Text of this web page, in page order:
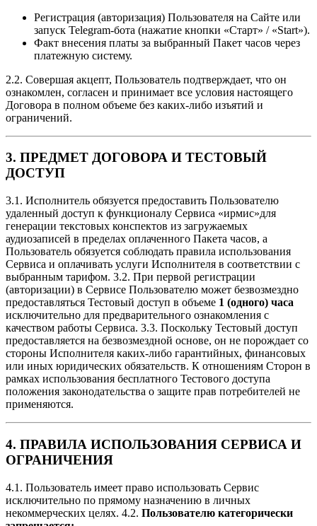
Регистрация (авторизация) Пользователя на Сайте или
запуск Telegram-бота (нажатие кнопки «Старт» / «Start»).
Факт внесения платы за выбранный Пакет часов через
платежную систему.
2.2. Совершая акцепт, Пользователь подтверждает, что он
ознакомлен, согласен и принимает все условия настоящего
Договора в полном объеме без каких-либо изъятий и
ограничений.
3. ПРЕДМЕТ ДОГОВОРА И ТЕСТОВЫЙ
ДОСТУП
3.1. Исполнитель обязуется предоставить Пользователю
удаленный доступ к функционалу Сервиса «ирмис»для
генерации текстовых конспектов из загружаемых
аудиозаписей в пределах оплаченного Пакета часов, а
Пользователь обязуется соблюдать правила использования
Сервиса и оплачивать услуги Исполнителя в соответствии с
выбранным тарифом. 3.2. При первой регистрации
(авторизации) в Сервисе Пользователю может безвозмездно
предоставляться Тестовый доступ в объеме 1 (одного) часа
исключительно для предварительного ознакомления с
качеством работы Сервиса. 3.3. Поскольку Тестовый доступ
предоставляется на безвозмездной основе, он не порождает со
стороны Исполнителя каких-либо гарантийных, финансовых
или иных юридических обязательств. К отношениям Сторон в
рамках использования бесплатного Тестового доступа
положения законодательства о защите прав потребителей не
применяются.
4. ПРАВИЛА ИСПОЛЬЗОВАНИЯ СЕРВИСА И
ОГРАНИЧЕНИЯ
4.1. Пользователь имеет право использовать Сервис
исключительно по прямому назначению в личных
некоммерческих целях. 4.2. Пользователю категорически